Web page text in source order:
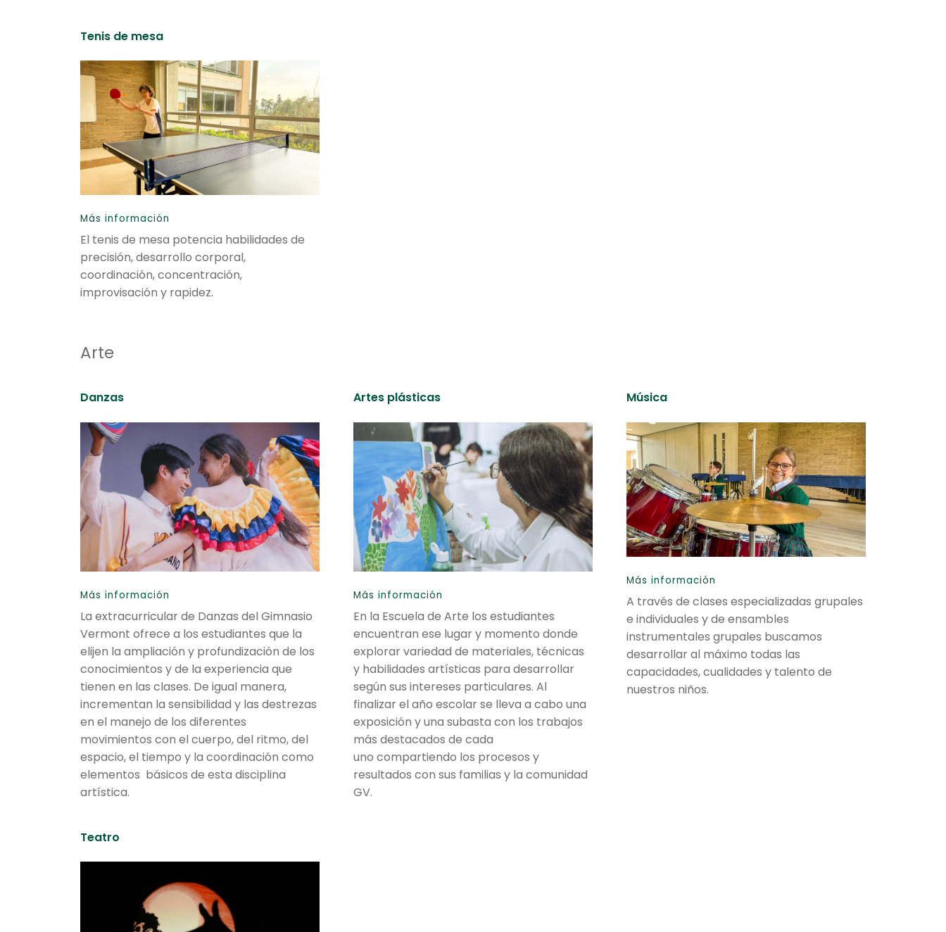
Tenis de mesa
Más información
El tenis de mesa potencia habilidades de
precisión, desarrollo corporal,
coordinación, concentración,
improvisación y rapidez.
Arte
Danzas
Más información
La extracurricular de Danzas del Gimnasio
Vermont ofrece a los estudiantes que la
elijen la ampliación y profundización de los
conocimientos y de la experiencia que
tienen en las clases. De igual manera,
incrementan la sensibilidad y las destrezas
en el manejo de los diferentes
movimientos con el cuerpo, del ritmo, del
espacio, el tiempo y la coordinación como
elementos básicos de esta disciplina
artística.
Artes plásticas
Más información
En la Escuela de Arte los estudiantes
encuentran ese lugar y momento donde
explorar variedad de materiales, técnicas
y habilidades artísticas para desarrollar
según sus intereses particulares. Al
finalizar el año escolar se lleva a cabo una
exposición y una subasta con los trabajos
más destacados de cada
uno compartiendo los procesos y
resultados con sus familias y la comunidad
GV.
Música
Más información
A través de clases especializadas grupales
e individuales y de ensambles
instrumentales grupales buscamos
desarrollar al máximo todas las
capacidades, cualidades y talento de
nuestros niños.
Teatro